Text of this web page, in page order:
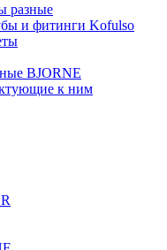
разные
и фитинги Kofulso
BJORNE
к ним